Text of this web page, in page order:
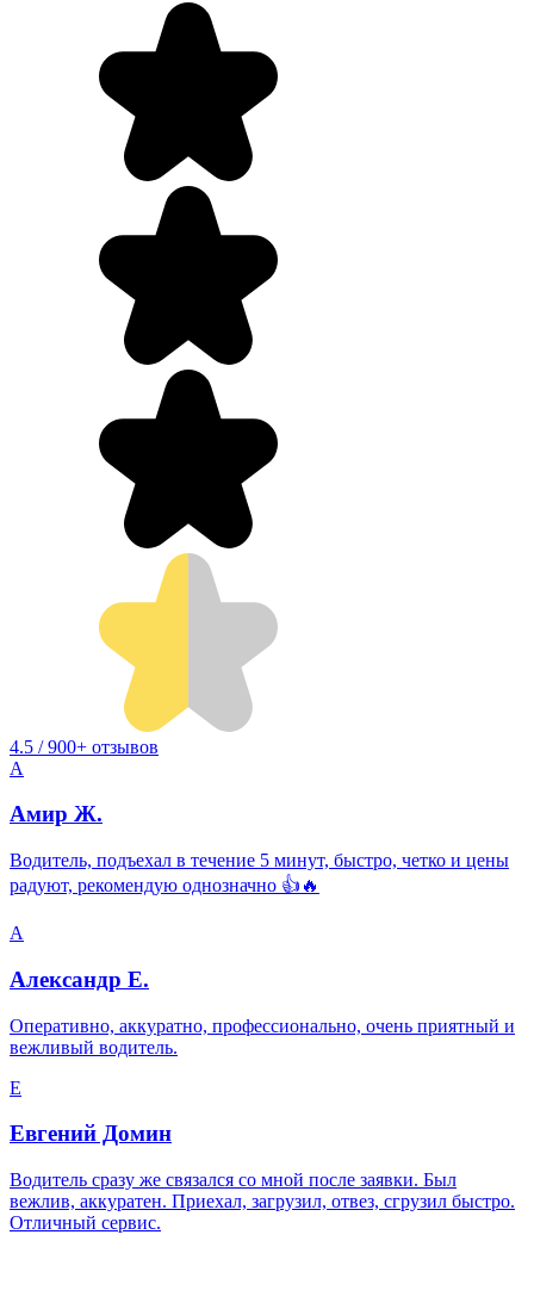
4.5 / 900+ отзывов
А
Амир Ж.
Водитель, подъехал в течение 5 минут, быстро, четко и цены
радуют, рекомендую однозначно 👍🔥
А
Александр Е.
Оперативно, аккуратно, профессионально, очень приятный и
вежливый водитель.
Е
Евгений Домин
Водитель сразу же связался со мной после заявки. Был
вежлив, аккуратен. Приехал, загрузил, отвез, сгрузил быстро.
Отличный сервис.